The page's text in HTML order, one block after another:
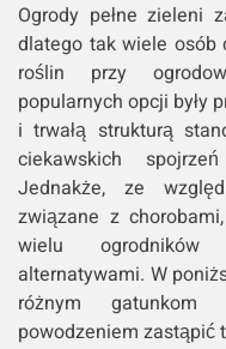
Ogrody pełne zieleni
dlatego tak wiele osób
roślin przy
popularnych opcji były
i trwałą strukturą
ciekawskich
Jednakże, ze
związane z
wielu
alternatywami. W
różnym
powodzeniem zastąpić